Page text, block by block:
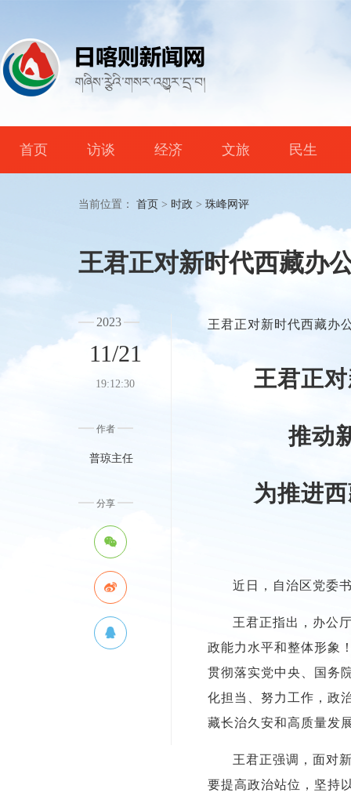
首页 访谈 经济 文旅 民生
当前位置： 首页 > 时政 > 珠峰网评
王君正对新时代西藏办
2023
11/21
19:12:30
作者
普琼主任
分享
王君正对新时代西藏办
王君正
推动
为推进
近日，自治区党委
王君正指出，办公
政能力水平和整体形象
贯彻落实党中央、国务
化担当、努力工作，政
藏长治久安和高质量发
王君正强调，面对
要提高政治站位，坚持